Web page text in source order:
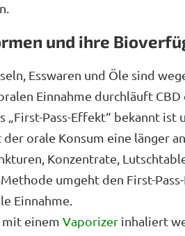
und ihre
Esswaren und Öle sind
Einnahme durchläuft CBD
„First-Pass-Effekt“ bekannt ist
orale Konsum eine länger
Konzentrate,
umgeht den First-
Einnahme.
mit einem Vaporizer inhaliert